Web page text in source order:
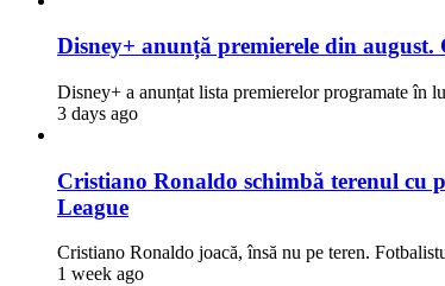
Disney+ anunță premierele din
Disney+ a anunțat lista premierelor programate în
3 days ago
Cristiano Ronaldo schimbă terenul cu
League
Cristiano Ronaldo joacă, însă nu pe teren.
1 week ago